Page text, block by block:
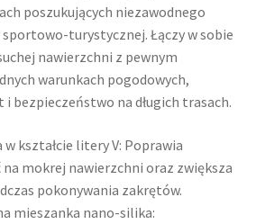
poszukujących niezawodnego
turystycznej. Łączy w sobie
nawierzchni z pewnym
warunkach pogodowych,
bezpieczeństwo na długich trasach.​
kształcie litery V: Poprawia
mokrej nawierzchni oraz zwiększa
pokonywania zakrętów.
mieszanka nano-silika: